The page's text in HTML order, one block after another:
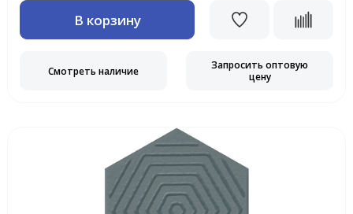
В корзину
Смотреть наличие
Запросить оптовую
цену